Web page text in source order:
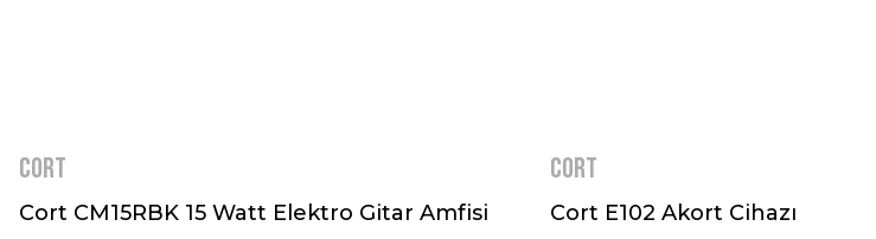
Cort
Cort CM15RBK 15 Watt Elektro Gitar Amfisi
Cort
Cort E102 Akort Cihazı